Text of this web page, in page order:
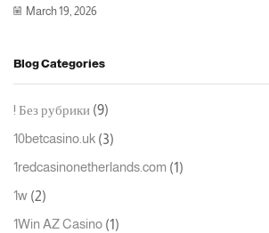
March 19, 2026
Blog Categories
! Без рубрики (9)
10betcasino.uk (3)
1redcasinonetherlands.com (1)
1w (2)
1Win AZ Casino (1)